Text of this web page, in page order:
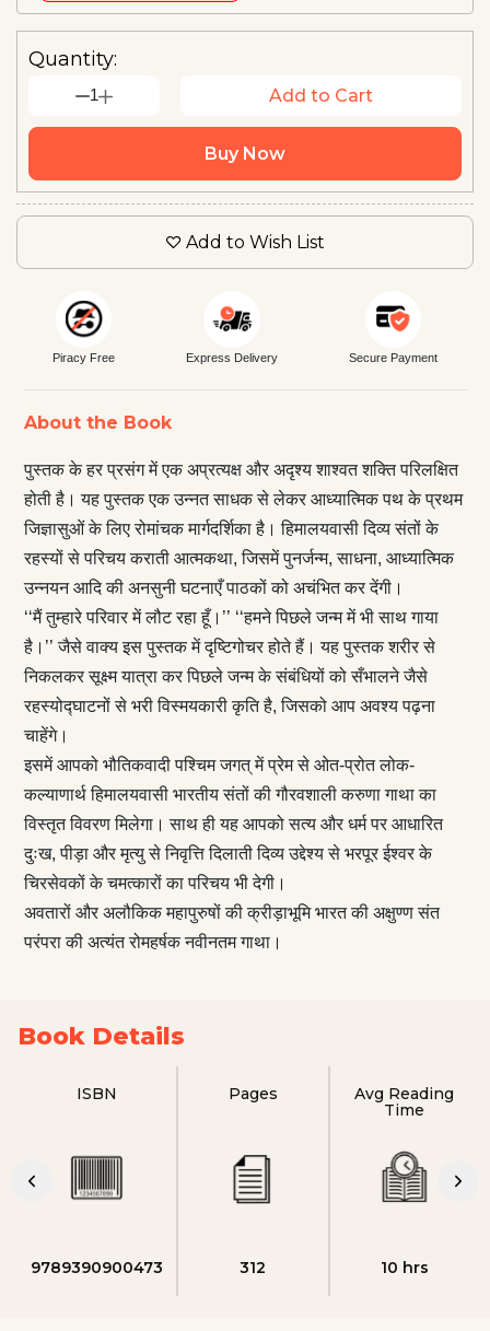
Quantity:
1 Add to Cart
Buy Now
Add to Wish List
Piracy Free Express Delivery Secure Payment
About the Book
पुस्तक के हर प्रसंग में एक अप्रत्यक्ष और अदृश्य शाश्वत शक्ति परिलक्षित
होती है। यह पुस्तक एक उन्नत साधक से लेकर आध्यात्मिक पथ के प्रथम
जिज्ञासुओं के लिए रोमांचक मार्गदर्शिका है। हिमालयवासी दिव्य संतों के
रहस्यों से परिचय कराती आत्मकथा, जिसमें पुनर्जन्म, साधना, आध्यात्मिक
उन्नयन आदि की अनसुनी घटनाएँ पाठकों को अचंभित कर देंगी।
‘‘मैं तुम्हारे परिवार में लौट रहा हूँ।’’ ‘‘हमने पिछले जन्म में भी साथ गाया
है।’’ जैसे वाक्य इस पुस्तक में दृष्टिगोचर होते हैं। यह पुस्तक शरीर से
निकलकर सूक्ष्म यात्रा कर पिछले जन्म के संबंधियों को सँभालने जैसे
रहस्योद्घाटनों से भरी विस्मयकारी कृति है, जिसको आप अवश्य पढ़ना
चाहेंगे।
इसमें आपको भौतिकवादी पश्चिम जगत् में प्रेम से ओत-प्रोत लोक-
कल्याणार्थ हिमालयवासी भारतीय संतों की गौरवशाली करुणा गाथा का
विस्तृत विवरण मिलेगा। साथ ही यह आपको सत्य और धर्म पर आधारित
दुःख, पीड़ा और मृत्यु से निवृत्ति दिलाती दिव्य उद्देश्य से भरपूर ईश्वर के
चिरसेवकों के चमत्कारों का परिचय भी देगी।
अवतारों और अलौकिक महापुरुषों की क्रीड़ाभूमि भारत की अक्षुण्ण संत
परंपरा की अत्यंत रोमहर्षक नवीनतम गाथा।
Book Details
ISBN
9789390900473
Pages
312
Avg Reading
Time
10 hrs